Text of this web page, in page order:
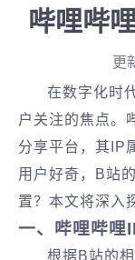
哔哩哔
更
在数字化时
户关注的焦点。
分享平台，其IP
用户好奇，B站
置？本文将深入
一、哔哩哔哩
根据B站的